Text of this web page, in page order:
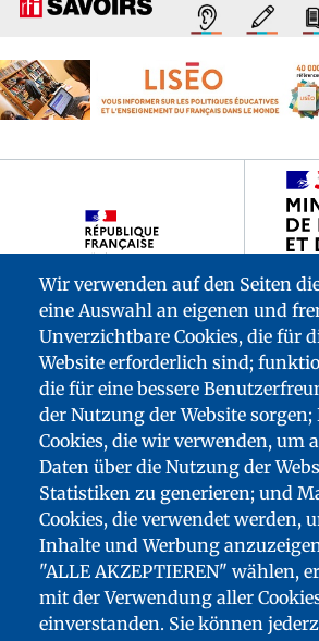
Wir verwenden auf den Seiten
eine Auswahl an eigenen und
Unverzichtbare Cookies, die für
Website erforderlich sind;
die für eine bessere
der Nutzung der Website
Cookies, die wir verwenden, um
Daten über die Nutzung der
Statistiken zu generieren; und
Cookies, die verwendet werden,
Inhalte und Werbung
"ALLE AKZEPTIEREN" wählen,
mit der Verwendung aller
einverstanden. Sie können